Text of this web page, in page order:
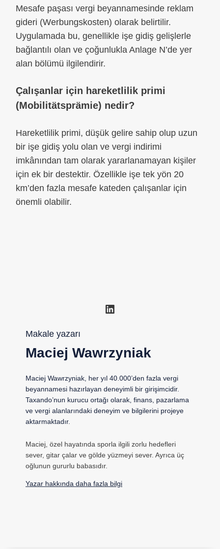
Mesafe paşası vergi beyannamesinde reklam
gideri (Werbungskosten) olarak belirtilir.
Uygulamada bu, genellikle işe gidiş gelişlerle
bağlantılı olan ve çoğunlukla Anlage N’de yer
alan bölümü ilgilendirir.
Çalışanlar için hareketlilik primi
(Mobilitätsprämie) nedir?
Hareketlilik primi, düşük gelire sahip olup uzun
bir işe gidiş yolu olan ve vergi indirimi
imkânından tam olarak yararlanamayan kişiler
için ek bir destektir. Özellikle işe tek yön 20
km’den fazla mesafe kateden çalışanlar için
önemli olabilir.
LinkedIn
Makale yazarı
Maciej Wawrzyniak
Maciej Wawrzyniak, her yıl 40.000’den fazla vergi
beyannamesi hazırlayan deneyimli bir girişimcidir.
Taxando’nun kurucu ortağı olarak, finans, pazarlama
ve vergi alanlarındaki deneyim ve bilgilerini projeye
aktarmaktadır.
Maciej, özel hayatında sporla ilgili zorlu hedefleri
sever, gitar çalar ve gölde yüzmeyi sever. Ayrıca üç
oğlunun gururlu babasıdır.
Yazar hakkında daha fazla bilgi